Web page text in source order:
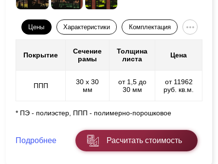
Цены Характеристики Комплектация
Покрытие
Сечение
рамы
Толщина
листа
Цена
ППП
30 х 30
мм
от 1,5 до
30 мм
от 11962
руб. кв.м.
* ПЭ - полиэстер, ППП - полимерно-порошковое
Подробнее Расчитать стоимость